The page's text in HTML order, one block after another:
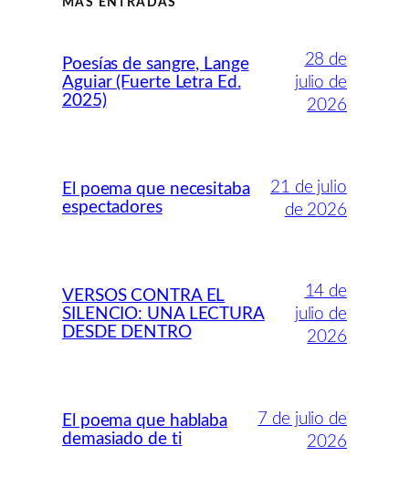
Poesías de sangre, Lange
Aguiar (Fuerte Letra Ed.
2025)
28 de
julio de
2026
El poema que necesitaba
espectadores
21 de julio
de 2026
VERSOS CONTRA EL
SILENCIO: UNA LECTURA
DESDE DENTRO
14 de
julio de
2026
El poema que hablaba
demasiado de ti
7 de julio de
2026